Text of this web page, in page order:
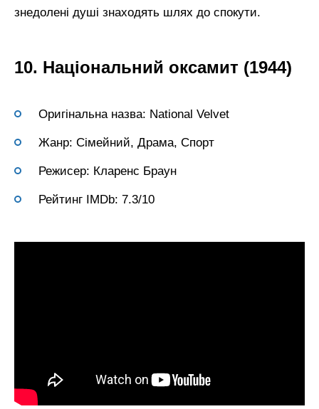
знедолені душі знаходять шлях до спокути.
10. Національний оксамит (1944)
Оригінальна назва: National Velvet
Жанр: Сімейний, Драма, Спорт
Режисер: Кларенс Браун
Рейтинг IMDb: 7.3/10